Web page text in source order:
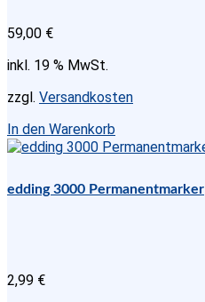
59,00 €
inkl. 19 % MwSt.
zzgl. Versandkosten
In den Warenkorb
edding 3000 Permanentmarker
2,99 €